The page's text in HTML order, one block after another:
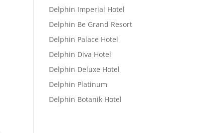
Delphin Imperial Hotel
Delphin Be Grand Resort
Delphin Palace Hotel
Delphin Diva Hotel
Delphin Deluxe Hotel
Delphin Platinum
Delphin Botanik Hotel